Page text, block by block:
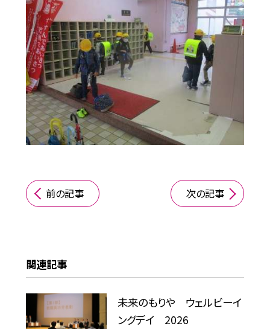
前の記事 次の記事
関連記事
未来のもりや ウェルビーイ
ングデイ 2026